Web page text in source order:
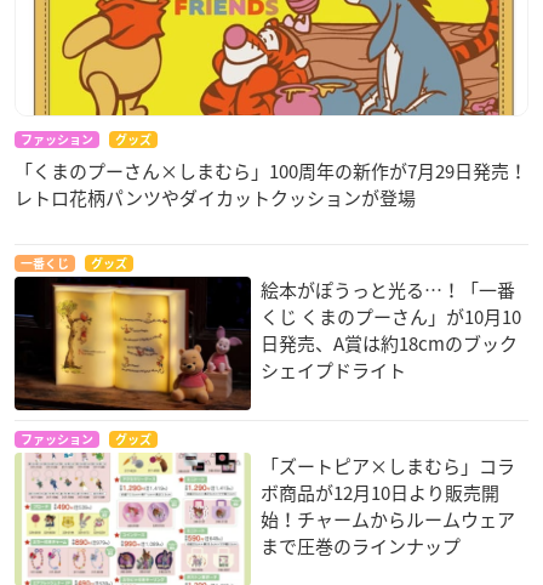
ファッション グッズ
「くまのプーさん×しまむら」100周年の新作が7月29日発売！
レトロ花柄パンツやダイカットクッションが登場
一番くじ グッズ
絵本がぽうっと光る…！「一番
くじ くまのプーさん」が10月10
日発売、A賞は約18cmのブック
シェイプドライト
ファッション グッズ
「ズートピア×しまむら」コラ
ボ商品が12月10日より販売開
始！チャームからルームウェア
まで圧巻のラインナップ